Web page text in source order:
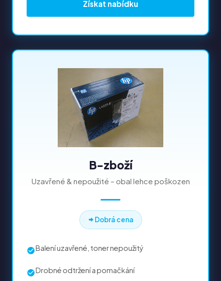
Získat nabídku
B-zboží
Uzavřené & nepoužité – obal lehce poškozen
Dobrá cena
Balení uzavřené, toner nepoužitý
Drobné odtržení a pomačkání